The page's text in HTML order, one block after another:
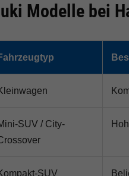
Modelle bei
SUV / City-
SUV